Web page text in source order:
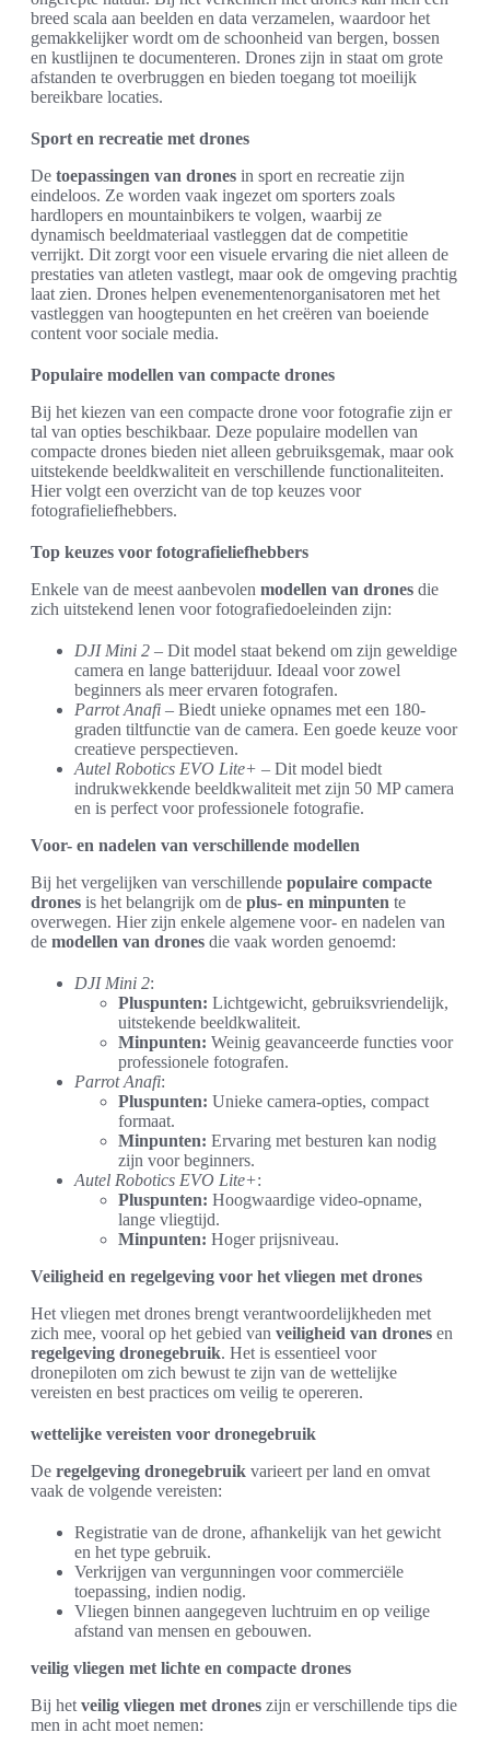
breed scala aan beelden en data verzamelen, waardoor het
gemakkelijker wordt om de schoonheid van bergen, bossen
en kustlijnen te documenteren. Drones zijn in staat om grote
afstanden te overbruggen en bieden toegang tot moeilijk
bereikbare locaties.
Sport en recreatie met drones
De toepassingen van drones in sport en recreatie zijn
eindeloos. Ze worden vaak ingezet om sporters zoals
hardlopers en mountainbikers te volgen, waarbij ze
dynamisch beeldmateriaal vastleggen dat de competitie
verrijkt. Dit zorgt voor een visuele ervaring die niet alleen de
prestaties van atleten vastlegt, maar ook de omgeving prachtig
laat zien. Drones helpen evenementenorganisatoren met het
vastleggen van hoogtepunten en het creëren van boeiende
content voor sociale media.
Populaire modellen van compacte drones
Bij het kiezen van een compacte drone voor fotografie zijn er
tal van opties beschikbaar. Deze populaire modellen van
compacte drones bieden niet alleen gebruiksgemak, maar ook
uitstekende beeldkwaliteit en verschillende functionaliteiten.
Hier volgt een overzicht van de top keuzes voor
fotografieliefhebbers.
Top keuzes voor fotografieliefhebbers
Enkele van de meest aanbevolen modellen van drones die
zich uitstekend lenen voor fotografiedoeleinden zijn:
DJI Mini 2 – Dit model staat bekend om zijn geweldige
camera en lange batterijduur. Ideaal voor zowel
beginners als meer ervaren fotografen.
Parrot Anafi – Biedt unieke opnames met een 180-
graden tiltfunctie van de camera. Een goede keuze voor
creatieve perspectieven.
Autel Robotics EVO Lite+ – Dit model biedt
indrukwekkende beeldkwaliteit met zijn 50 MP camera
en is perfect voor professionele fotografie.
Voor- en nadelen van verschillende modellen
Bij het vergelijken van verschillende populaire compacte
drones is het belangrijk om de plus- en minpunten te
overwegen. Hier zijn enkele algemene voor- en nadelen van
de modellen van drones die vaak worden genoemd:
DJI Mini 2:
Pluspunten: Lichtgewicht, gebruiksvriendelijk,
uitstekende beeldkwaliteit.
Minpunten: Weinig geavanceerde functies voor
professionele fotografen.
Parrot Anafi:
Pluspunten: Unieke camera-opties, compact
formaat.
Minpunten: Ervaring met besturen kan nodig
zijn voor beginners.
Autel Robotics EVO Lite+:
Pluspunten: Hoogwaardige video-opname,
lange vliegtijd.
Minpunten: Hoger prijsniveau.
Veiligheid en regelgeving voor het vliegen met drones
Het vliegen met drones brengt verantwoordelijkheden met
zich mee, vooral op het gebied van veiligheid van drones en
regelgeving dronegebruik. Het is essentieel voor
dronepiloten om zich bewust te zijn van de wettelijke
vereisten en best practices om veilig te opereren.
wettelijke vereisten voor dronegebruik
De regelgeving dronegebruik varieert per land en omvat
vaak de volgende vereisten:
Registratie van de drone, afhankelijk van het gewicht
en het type gebruik.
Verkrijgen van vergunningen voor commerciële
toepassing, indien nodig.
Vliegen binnen aangegeven luchtruim en op veilige
afstand van mensen en gebouwen.
veilig vliegen met lichte en compacte drones
Bij het veilig vliegen met drones zijn er verschillende tips die
men in acht moet nemen: